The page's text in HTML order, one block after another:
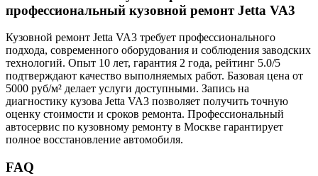
профессиональный кузовной ремонт Jetta VA3
Кузовной ремонт Jetta VA3 требует профессионального
подхода, современного оборудования и соблюдения заводских
технологий. Опыт 10 лет, гарантия 2 года, рейтинг 5.0/5
подтверждают качество выполняемых работ. Базовая цена от
5000 руб/м² делает услуги доступными. Запись на
диагностику кузова Jetta VA3 позволяет получить точную
оценку стоимости и сроков ремонта. Профессиональный
автосервис по кузовному ремонту в Москве гарантирует
полное восстановление автомобиля.
FAQ